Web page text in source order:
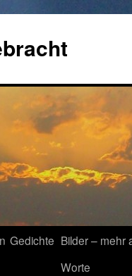
Gedichte Bilder – mehr
Worte